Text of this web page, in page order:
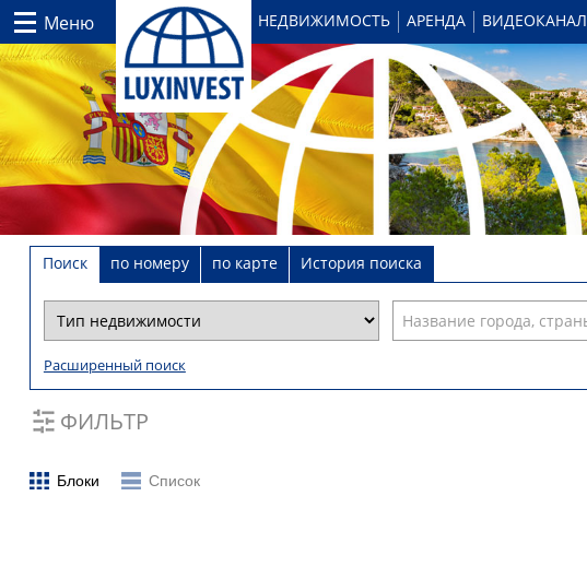
Меню НЕДВИЖИМОСТЬ АРЕНДА ВИДЕОКАНАЛ
Поиск по номеру по карте История поиска
Расширенный поиск
ФИЛЬТР
Блоки Список